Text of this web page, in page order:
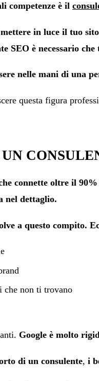
competenze è il
in luce il tuo
SEO è necessario
nelle mani di una
questa figura
connette oltre il
nel dettaglio.
a questo compito.
non ti trovano
Google è molto
di un consulente, i